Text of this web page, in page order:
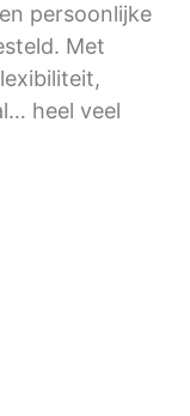
persoonlijke
Met
heel veel